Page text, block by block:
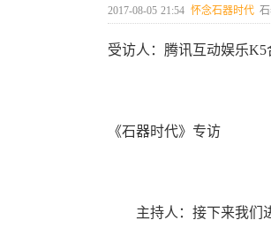
2017-08-05 21:54 怀念石器时代
受访人：腾讯互动娱乐
《石器时代》专访
主持人：接下来我们进